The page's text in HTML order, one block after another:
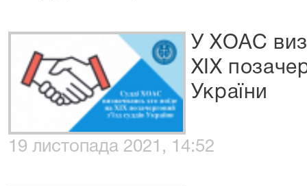
У ХОАС
XІХ
України
19 листопада 2021, 14:52